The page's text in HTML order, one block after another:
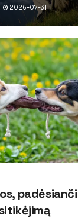
2026-07-31